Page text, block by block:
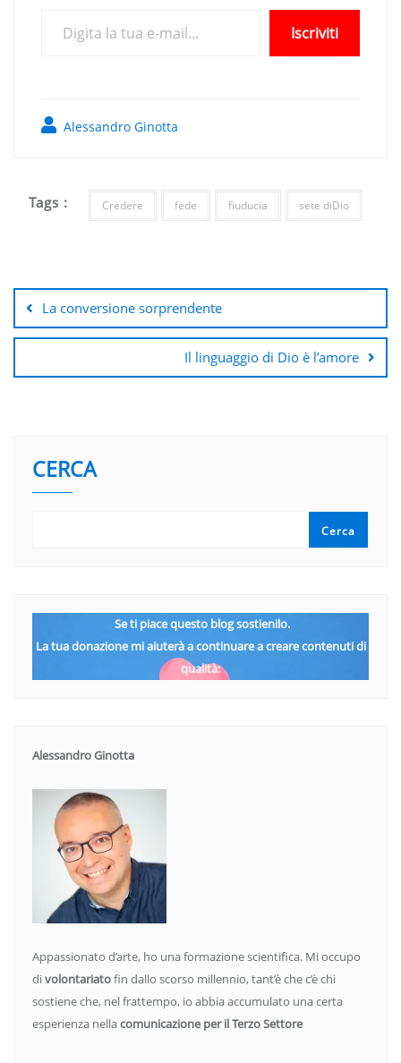
Iscriviti
Alessandro Ginotta
Tags : Credere fede fiuducia sete diDio
articoli
La conversione sorprendente
Il linguaggio di Dio è l’amore
CERCA
Cerca
Se ti piace questo blog sostienilo.
La tua donazione mi aiuterà a continuare a creare contenuti di
qualità:
Alessandro Ginotta
Appassionato d’arte, ho una formazione scientifica. Mi occupo
divolontariatofin dallo scorso millennio, tant’è che c’è chi
sostiene che, nel frattempo, io abbia accumulato una certa
esperienza nellacomunicazione per il Terzo Settore